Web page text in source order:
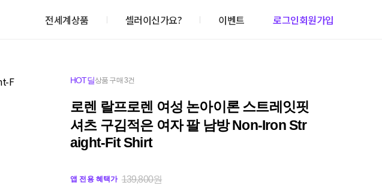
전세계상품 셀러이신가요? 이벤트 로그인회원가입
HOT딜상품 구매 3건
로렌 랄프로렌 여성 논아이론 스트레잇핏
셔츠 구김적은 여자 팔 남방 Non-Iron Str
aight-Fit Shirt
앱 전용 혜택가 139,800원